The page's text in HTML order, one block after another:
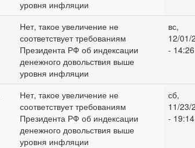
уровня инфляции
Нет, такое увеличение не
соответствует требованиям
Президента РФ об индексации
денежного довольствия выше
уровня инфляции
вс,
12/01/
- 14:26
Нет, такое увеличение не
соответствует требованиям
Президента РФ об индексации
денежного довольствия выше
уровня инфляции
сб,
11/23/
- 19:14